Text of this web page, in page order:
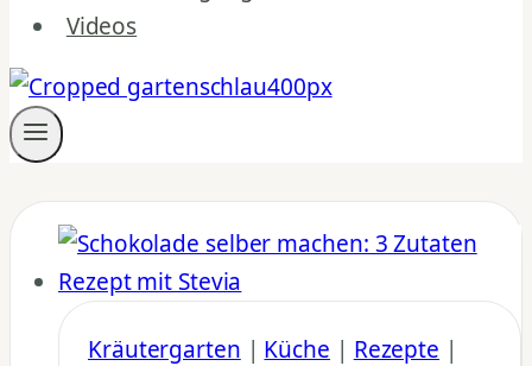
Videos
Kräutergarten | Küche | Rezepte |